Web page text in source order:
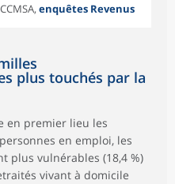
enquêtes Revenus
plus touchés par la
en premier lieu les
en emploi, les
plus vulnérables (18,4 %)
vivant à domicile